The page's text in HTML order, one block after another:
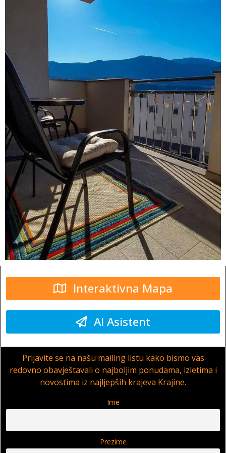
Interaktivna Mapa
AI Asistent
Prijavite se na našu mailing listu kako bismo vas
redovno obavještavali o najboljim ponudama, izletima i
novostima iz najljepših krajeva Krajine.
Ime
Prezime